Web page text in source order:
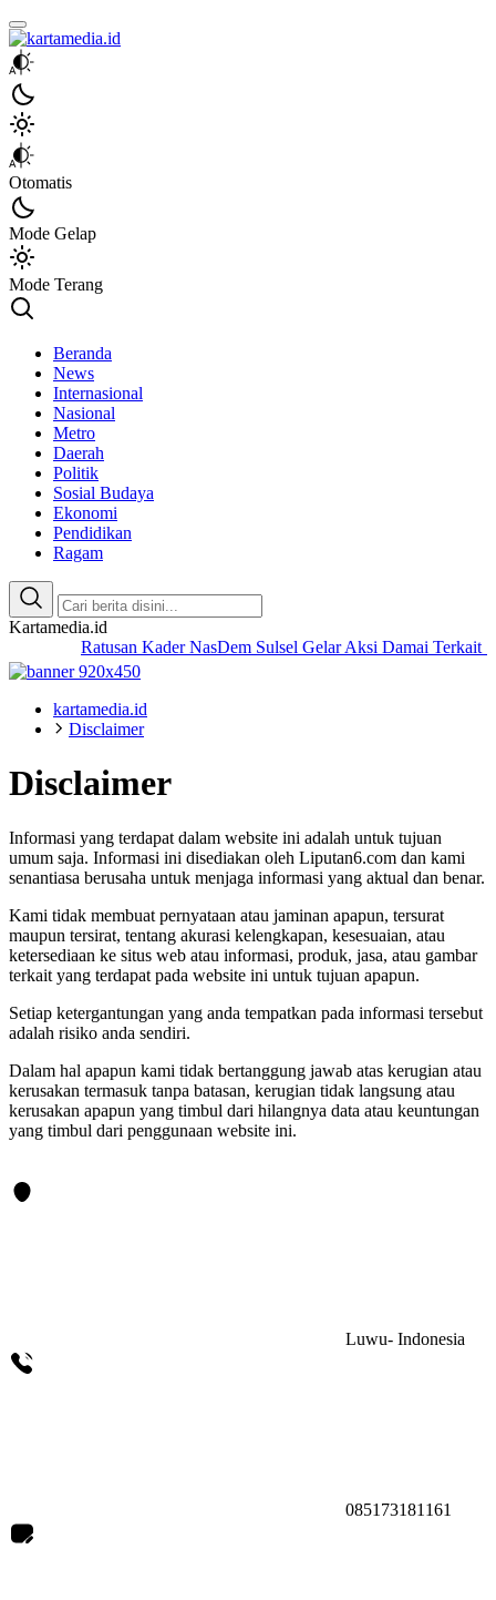
kartamedia.id
Jujur Mengabari
Otomatis
Mode Gelap
Mode Terang
Beranda
News
Internasional
Nasional
Metro
Daerah
Politik
Sosial Budaya
Ekonomi
Pendidikan
Ragam
Kartamedia.id
Ratusan Kader NasDem Sulsel Gelar Aksi Damai Terkait
kartamedia.id
Disclaimer
Disclaimer
Informasi yang terdapat dalam website ini adalah untuk tujuan
umum saja. Informasi ini disediakan oleh Liputan6.com dan kami
senantiasa berusaha untuk menjaga informasi yang aktual dan benar.
Kami tidak membuat pernyataan atau jaminan apapun, tersurat
maupun tersirat, tentang akurasi kelengkapan, kesesuaian, atau
ketersediaan ke situs web atau informasi, produk, jasa, atau gambar
terkait yang terdapat pada website ini untuk tujuan apapun.
Setiap ketergantungan yang anda tempatkan pada informasi tersebut
adalah risiko anda sendiri.
Dalam hal apapun kami tidak bertanggung jawab atas kerugian atau
kerusakan termasuk tanpa batasan, kerugian tidak langsung atau
kerusakan apapun yang timbul dari hilangnya data atau keuntungan
yang timbul dari penggunaan website ini.
Luwu- Indonesia
085173181161